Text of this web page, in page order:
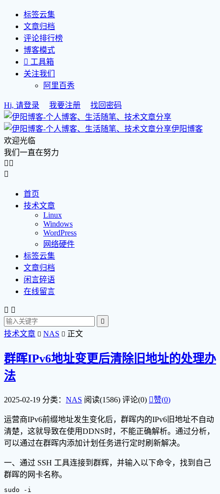
标签云集
文章归档
评论排行榜
博客模式
 工具箱
关注我们
阿里百秀
Hi, 请登录 我要注册 找回密码
伊阳博客
欢迎光临
我们一直在努力
 

首页
技术文章
Linux
Windows
WordPress
网络硬件
标签云集
文章归档
闲言碎语
在线留言
 

技术文章  NAS  正文
群晖IPv6地址变更后清除旧地址的处理办
法
2025-02-19 分类： NAS 阅读(1586) 评论(0) 赞(0)
运营商IPv6前缀地址发生变化后，群晖内的IPv6旧地址不自动
清楚，这就导致在使用DDNS时，不能正确解析。通过分析，
可以通过在群晖内添加计划任务进行定时刷新解决。
一、通过 SSH 工具连接到群辉，并输入以下命令，找到自己
群晖的网卡名称。
sudo -i